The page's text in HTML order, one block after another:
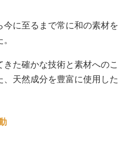
今に至るまで常に和の素材を
た確かな技術と素材へのこ
、天然成分を豊富に使用した